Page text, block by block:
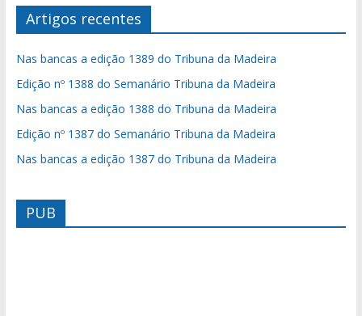
Artigos recentes
Nas bancas a edição 1389 do Tribuna da Madeira
Edição nº 1388 do Semanário Tribuna da Madeira
Nas bancas a edição 1388 do Tribuna da Madeira
Edição nº 1387 do Semanário Tribuna da Madeira
Nas bancas a edição 1387 do Tribuna da Madeira
PUB